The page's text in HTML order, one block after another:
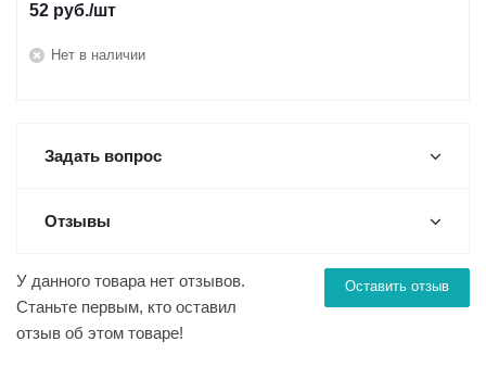
52 руб./шт
Нет в наличии
Задать вопрос
Отзывы
Оставить отзыв
У данного товара нет отзывов.
Станьте первым, кто оставил
отзыв об этом товаре!